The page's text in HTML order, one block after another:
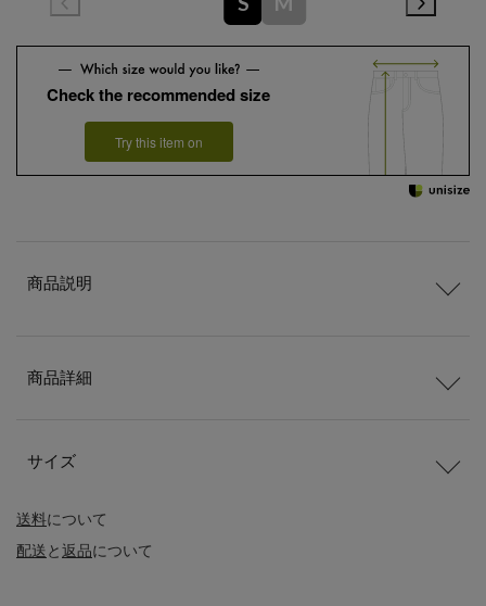
Check the recommended size
Try this item on
送料について
配送と返品について
商品説明
商品詳細
サイズ